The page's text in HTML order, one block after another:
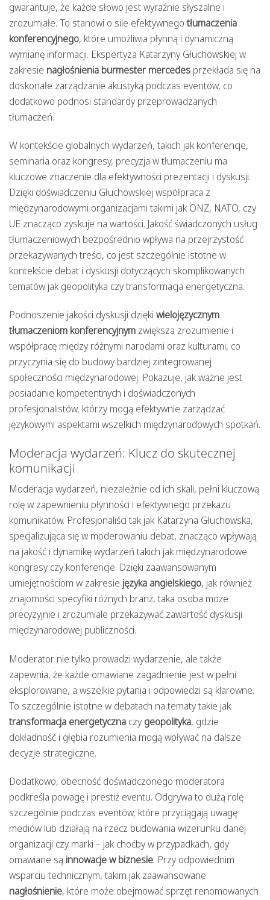
gwarantuje, że każde słowo jest wyraźnie słyszalne i
zrozumiałe. To stanowi o sile efektywnegotłumaczenia
konferencyjnego, które umożliwia płynną i dynamiczną
wymianę informacji. Ekspertyza Katarzyny Głuchowskiej w
zakresie nagłośnienia burmester mercedes przekłada się na
doskonałe zarządzanie akustyką podczas eventów, co
dodatkowo podnosi standardy przeprowadzanych
tłumaczeń.
W kontekście globalnych wydarzeń, takich jak konferencje,
seminaria oraz kongresy, precyzja w tłumaczeniu ma
kluczowe znaczenie dla efektywności prezentacji i dyskusji.
Dzięki doświadczeniu Głuchowskiej współpraca z
międzynarodowymi organizacjami takimi jak ONZ, NATO, czy
UE znacząco zyskuje na wartości. Jakość świadczonych usług
tłumaczeniowych bezpośrednio wpływa na przejrzystość
przekazywanych treści, co jest szczególnie istotne w
kontekście debat i dyskusji dotyczących skomplikowanych
tematów jak geopolityka czy transformacja energetyczna.
Podnoszenie jakości dyskusji dzięki wielojęzycznym
tłumaczeniom konferencyjnym zwiększa zrozumienie i
współpracę między różnymi narodami oraz kulturami, co
przyczynia się do budowy bardziej zintegrowanej
społeczności międzynarodowej. Pokazuje, jak ważne jest
posiadanie kompetentnych i doświadczonych
profesjonalistów, którzy mogą efektywnie zarządzać
językowymi aspektami wszelkich międzynarodowych spotkań.
Moderacja wydarzeń: Klucz do skutecznej
komunikacji
Moderacja wydarzeń, niezależnie od ich skali, pełni kluczową
rolę w zapewnieniu płynności i efektywnego przekazu
komunikatów. Profesjonaliści tak jak Katarzyna Głuchowska,
specjalizująca się w moderowaniu debat, znacząco wpływają
na jakość i dynamikę wydarzeń takich jak międzynarodowe
kongresy czy konferencje. Dzięki zaawansowanym
umiejętnościom w zakresie języka angielskiego, jak również
znajomości specyfiki różnych branż, taka osoba może
precyzyjnie i zrozumiale przekazywać zawartość dyskusji
międzynarodowej publiczności.
Moderator nie tylko prowadzi wydarzenie, ale także
zapewnia, że każde omawiane zagadnienie jest w pełni
eksplorowane, a wszelkie pytania i odpowiedzi są klarowne.
To szczególnie istotne w debatach na tematy takie jak
transformacja energetyczna czy geopolityka, gdzie
dokładność i głębia rozumienia mogą wpływać na dalsze
decyzje strategiczne.
Dodatkowo, obecność doświadczonego moderatora
podkreśla powagę i prestiż eventu. Odgrywa to dużą rolę
szczególnie podczas eventów, które przyciągają uwagę
mediów lub działają na rzecz budowania wizerunku danej
organizacji czy marki – jak choćby w przypadkach, gdy
omawiane są innowacje w biznesie. Przy odpowiednim
wsparciu technicznym, takim jak zaawansowane
nagłośnienie, które może obejmować sprzęt renomowanych